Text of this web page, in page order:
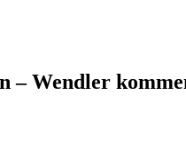
– Wendler